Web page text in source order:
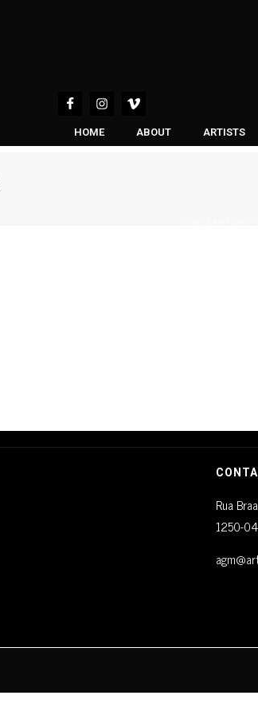
HOME ABOUT ARTISTS
Rua
1250-